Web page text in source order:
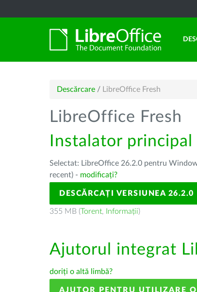
Descărcare / LibreOffice Fresh
LibreOffice Fresh
Instalator principal
Selectat: LibreOffice 26.2.0 pentru
recent) - modificați?
DESCĂRCAȚI VERSIUNEA 26.2.0
355 MB (Torent, Informații)
Ajutorul integrat
doriți o altă limbă?
AJUTOR PENTRU UTILIZARE